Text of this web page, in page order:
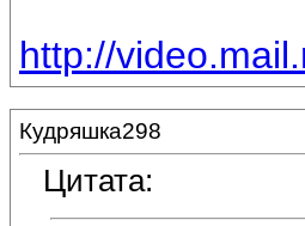
http://
Кудряшка298
Цитата: